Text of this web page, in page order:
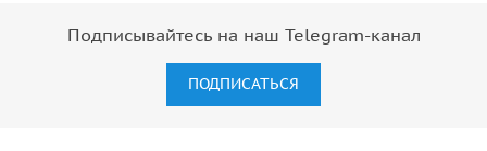
Подписывайтесь на наш Telegram-канал
ПОДПИСАТЬСЯ